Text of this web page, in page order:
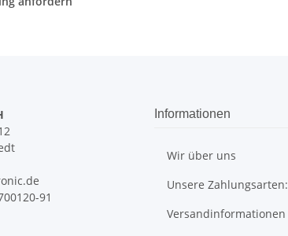
91
Informationen
Wir über uns
Unsere Zahlungsarten:
Versandinformationen